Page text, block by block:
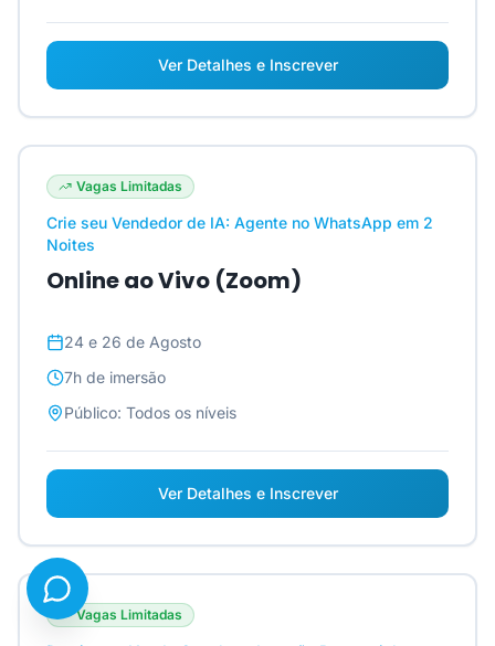
Ver Detalhes e Inscrever
Vagas Limitadas
Crie seu Vendedor de IA: Agente no WhatsApp em 2
Noites
Online ao Vivo (Zoom)
24 e 26 de Agosto
7h de imersão
Público: Todos os níveis
Ver Detalhes e Inscrever
Vagas Limitadas